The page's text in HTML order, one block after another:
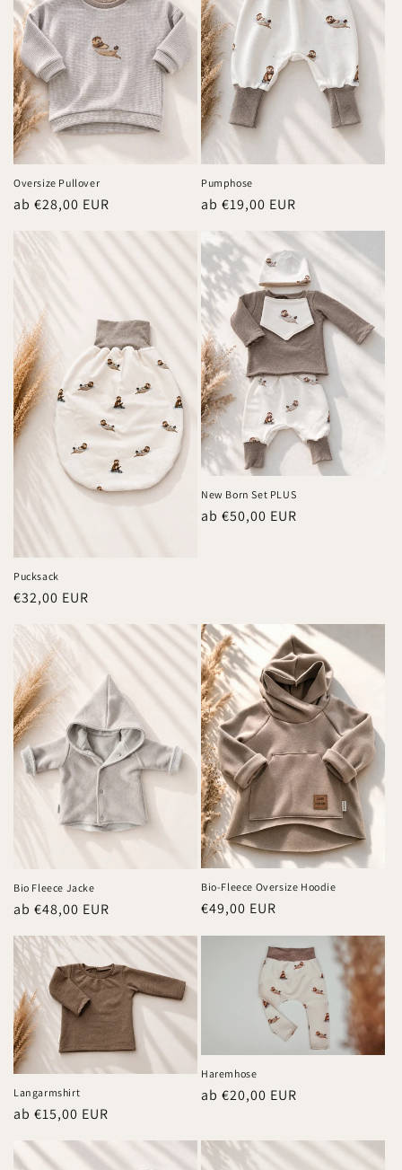
r
i
e
:
Oversize Pullover
Normaler
ab €28,00 EUR
Pumphose
Normaler
ab €19,00 EUR
Pucksack
Normaler
€32,00 EUR
New Born Set PLUS
Normaler
ab €50,00 EUR
Bio Fleece Jacke
Normaler
Preis
ab €48,00 EUR
Bio-Fleece Oversize Hoodie
Normaler
€49,00 EUR
Langarmshirt
Normaler
ab €15,00 EUR
Haremhose
Normaler
ab €20,00 EUR